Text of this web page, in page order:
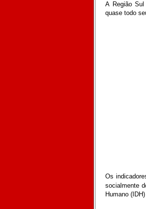
A Região
quase todo
Os
socialmente
Humano